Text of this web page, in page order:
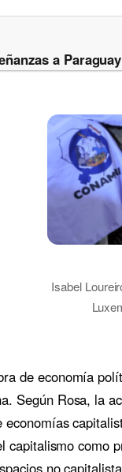
a Paraguay
Isabel
de economía
Según Rosa, la
capitalismo como
no